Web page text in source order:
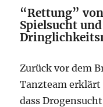
“Rettung”
Spielsucht
Zurück vor dem
Tanzteam erklärt
dass